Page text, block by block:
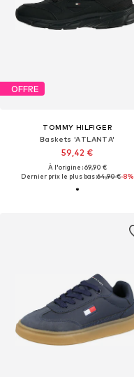
OFFRE
TOMMY HILFIGER
Baskets 'ATLANTA'
59,42 €
À l'origine : 69,90 €
Dernier prix le plus bas :64,90 €-8%